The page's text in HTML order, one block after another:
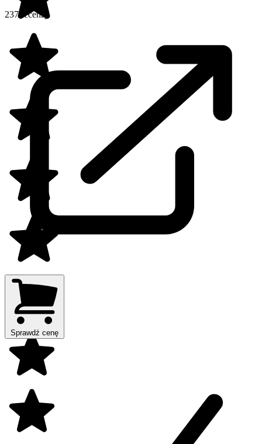
237 recenzji
Sprawdź cenę